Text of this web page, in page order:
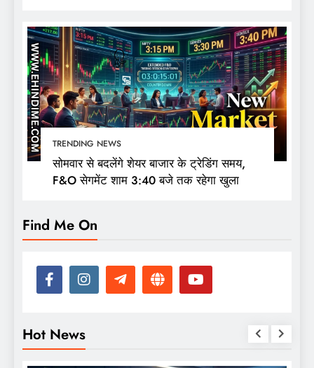
TRENDING NEWS
सोमवार से बदलेंगे शेयर बाजार के ट्रेडिंग समय,
F&O सेगमेंट शाम 3:40 बजे तक रहेगा खुला
Find Me On
Hot News